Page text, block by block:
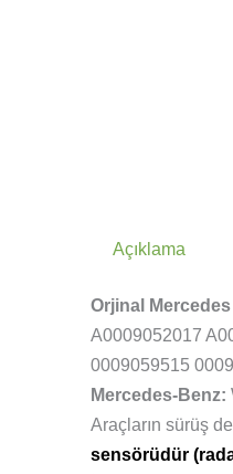
Açıklama
Orjinal
A0009052017
0009059515
Mercedes-Benz:
Araçların sürüş
sensörüdür